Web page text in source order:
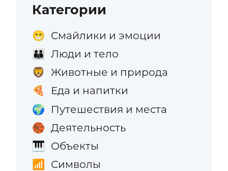
Категории
😁 Смайлики и эмоции
👪 Люди и тело
🦁 Животные и природа
🍕 Еда и напитки
🌍 Путешествия и места
🏀 Деятельность
🎹 Объекты
📶 Символы